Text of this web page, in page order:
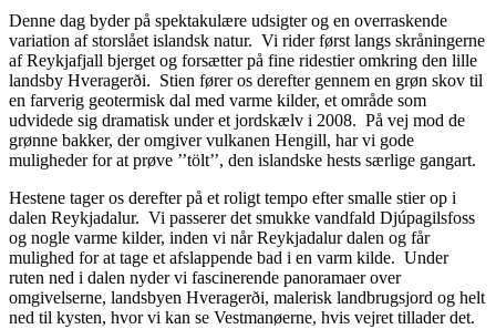
Denne dag byder på spektakulære udsigter og en overraskende
variation af storslået islandsk natur. Vi rider først langs skråningerne
af Reykjafjall bjerget og forsætter på fine ridestier omkring den lille
landsby Hveragerði. Stien fører os derefter gennem en grøn skov til
en farverig geotermisk dal med varme kilder, et område som
udvidede sig dramatisk under et jordskælv i 2008. På vej mod de
grønne bakker, der omgiver vulkanen Hengill, har vi gode
muligheder for at prøve ’’tölt’’, den islandske hests særlige gangart.
Hestene tager os derefter på et roligt tempo efter smalle stier op i
dalen Reykjadalur. Vi passerer det smukke vandfald Djúpagilsfoss
og nogle varme kilder, inden vi når Reykjadalur dalen og får
mulighed for at tage et afslappende bad i en varm kilde. Under
ruten ned i dalen nyder vi fascinerende panoramaer over
omgivelserne, landsbyen Hveragerði, malerisk landbrugsjord og helt
ned til kysten, hvor vi kan se Vestmanøerne, hvis vejret tillader det.